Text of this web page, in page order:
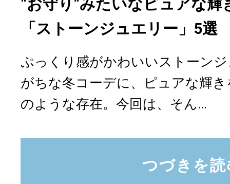
“お守り”みたいなピュアな
「ストーンジュエリー」5
ぷっくり感がかわいいストーン
がちな冬コーデに、ピュアな輝
のような存在。今回は、そん...
つづきを読